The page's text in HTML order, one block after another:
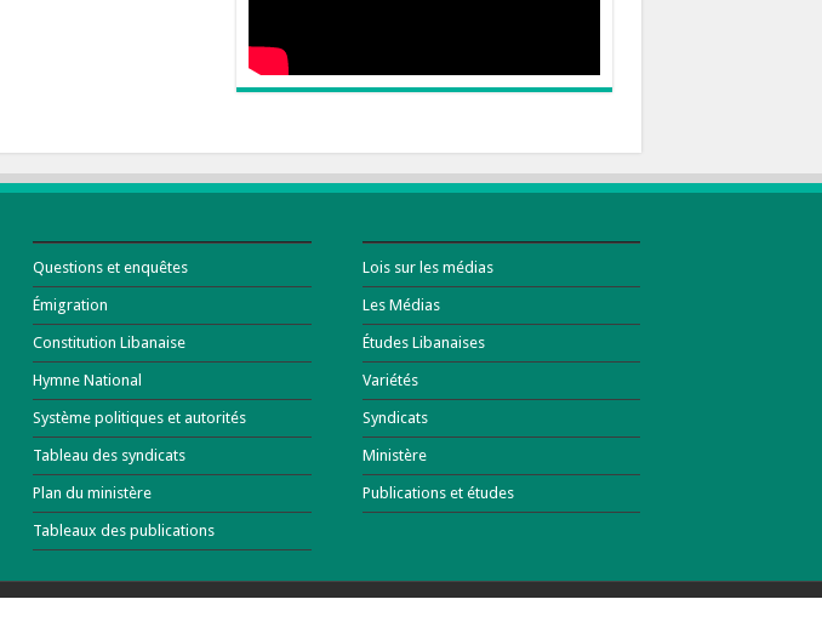
Questions et enquêtes
Émigration
Constitution Libanaise
Hymne National
Système politiques et autorités
Tableau des syndicats
Plan du ministère
Tableaux des publications
Lois sur les médias
Les Médias
Études Libanaises
Variétés
Syndicats
Ministère
Publications et études